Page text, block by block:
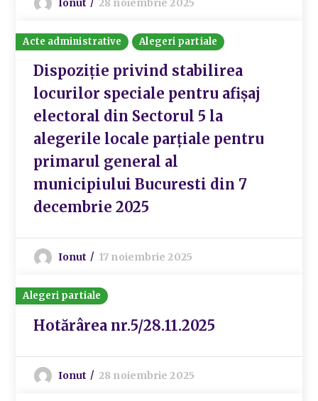
Ionut 28 noiembrie 2025
Acte administrative Alegeri partiale
Dispoziție privind stabilirea
locurilor speciale pentru afișaj
electoral din Sectorul 5 la
alegerile locale parțiale pentru
primarul general al
municipiului Bucuresti din 7
decembrie 2025
Ionut 17 noiembrie 2025
Alegeri partiale
Hotărârea nr.5/28.11.2025
Ionut 28 noiembrie 2025